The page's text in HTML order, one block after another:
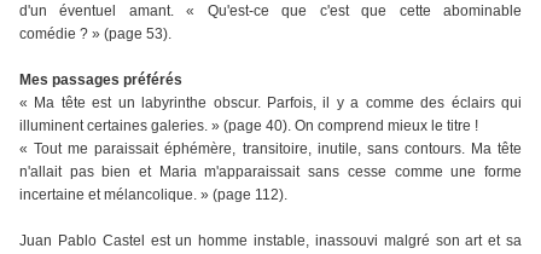
d'un éventuel amant. « Qu'est-ce que c'est que cette abominable
comédie ? » (page 53).
Mes passages préférés
« Ma tête est un labyrinthe obscur. Parfois, il y a comme des éclairs qui
illuminent certaines galeries. » (page 40). On comprend mieux le titre !
« Tout me paraissait éphémère, transitoire, inutile, sans contours. Ma tête
n'allait pas bien et Maria m'apparaissait sans cesse comme une forme
incertaine et mélancolique. » (page 112).
Juan Pablo Castel est un homme instable, inassouvi malgré son art et sa